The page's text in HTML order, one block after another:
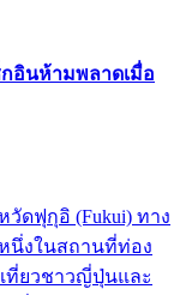
กอินห้ามพลาดเมื่อ
วัดฟุกุอิ (Fukui) ทาง
นึ่งในสถานที่ท่อง
ที่ยวชาวญี่ปุ่นและ